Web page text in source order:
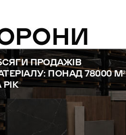
ПРОДАЖІВ
ПОНАД 78000 М²